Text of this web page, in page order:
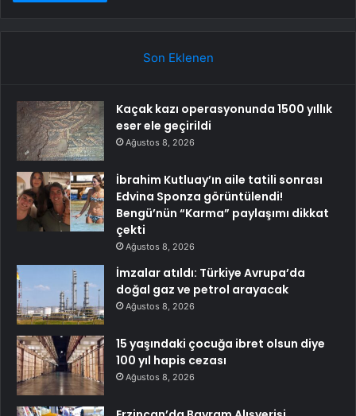
Son Eklenen
Kaçak kazı operasyonunda 1500 yıllık
eser ele geçirildi
Ağustos 8, 2026
İbrahim Kutluay’ın aile tatili sonrası
Edvina Sponza görüntülendi!
Bengü’nün “Karma” paylaşımı dikkat
çekti
Ağustos 8, 2026
İmzalar atıldı: Türkiye Avrupa’da
doğal gaz ve petrol arayacak
Ağustos 8, 2026
15 yaşındaki çocuğa ibret olsun diye
100 yıl hapis cezası
Ağustos 8, 2026